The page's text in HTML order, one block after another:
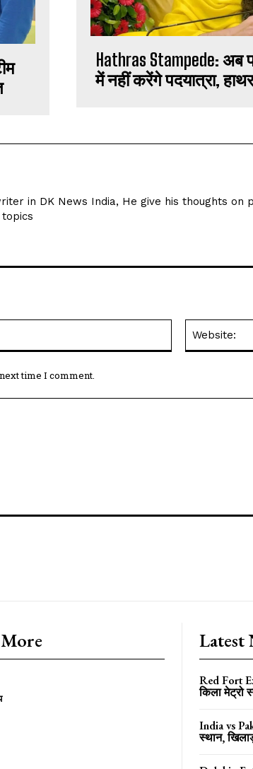
Hathras Stampede: अब
में नहीं करेंगे पदयात्रा,
in DK News India, He give his thoughts on
time I comment.
Latest
Red Fort
किला मेट्रो
India vs
स्थान,